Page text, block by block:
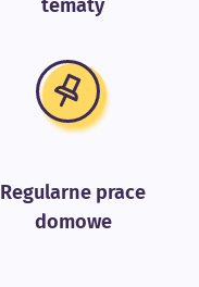
tematy
Regularne prace
domowe